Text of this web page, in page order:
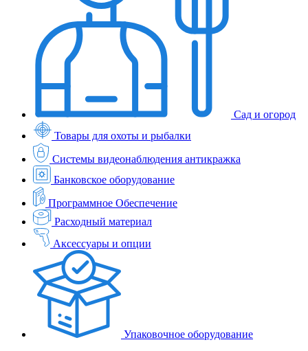
Сад и огород
Товары для охоты и рыбалки
Системы видеонаблюдения антикражка
Банковское оборудование
Программное Обеспечение
Расходный материал
Аксессуары и опции
Упаковочное оборудование